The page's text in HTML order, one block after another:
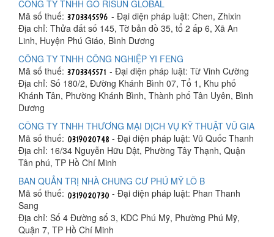
CÔNG TY TNHH GỖ RISUN GLOBAL
Mã số thuế:
- Đại diện pháp luật: Chen, Zhixin
Địa chỉ: Thửa đất số 145, Tờ bản đồ 35, tổ 2 ấp 6, Xã An
Linh, Huyện Phú Giáo, Bình Dương
CÔNG TY TNHH CÔNG NGHIỆP YI FENG
Mã số thuế:
- Đại diện pháp luật: Từ Vinh Cường
Địa chỉ: Số 180/2, Đường Khánh Bình 07, Tổ 1, Khu phố
Khánh Tân, Phường Khánh Bình, Thành phố Tân Uyên, Bình
Dương
CÔNG TY TNHH THƯƠNG MẠI DỊCH VỤ KỸ THUẬT VŨ GIA
Mã số thuế:
- Đại diện pháp luật: Vũ Quốc Thanh
Địa chỉ: 16/34 Nguyễn Hữu Dật, Phường Tây Thạnh, Quận
Tân phú, TP Hồ Chí Minh
BAN QUẢN TRỊ NHÀ CHUNG CƯ PHÚ MỸ LÔ B
Mã số thuế:
- Đại diện pháp luật: Phan Thanh
Sang
Địa chỉ: Số 4 Đường số 3, KDC Phú Mỹ, Phường Phú Mỹ,
Quận 7, TP Hồ Chí Minh